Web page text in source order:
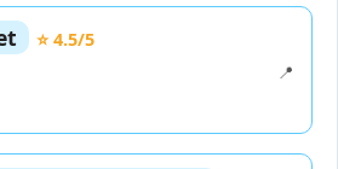
⭐ 4.5/5
📍